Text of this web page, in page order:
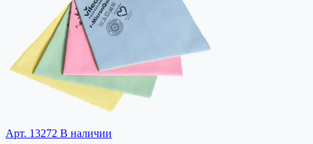
Арт. 13272 В наличии